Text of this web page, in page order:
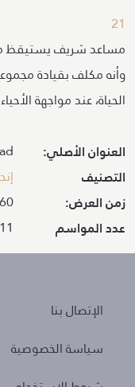
21
مساعد شريف يستيقظ من
وأنه مكلف بقيادة
الحياة، عند مواجهة
العنوان الأصلي:
التصنيف
زمن العرض: 60 دقائق
عدد المواسم 11
Policies
الإتصال بنا
سياسة الخصوصية